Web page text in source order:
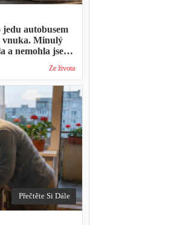
jedu autobusem
vnuka. Minulý
a nemohla jsem
to stálo?"Ze života
Přečtěte Si Dále